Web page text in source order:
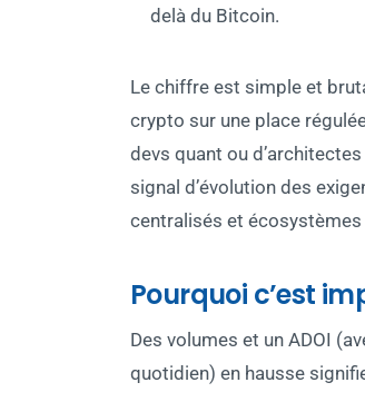
delà du Bitcoin.
Le chiffre est simple et
crypto sur une place
devs quant ou
signal d’évolution des
centralisés et
Pourquoi c’est
Des volumes et un ADOI
quotidien) en hausse